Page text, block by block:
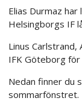
Elias Durmaz har
Helsingborgs IF
Linus Carlstrand,
IFK Göteborg för
Nedan finner du
sommarfönstret.